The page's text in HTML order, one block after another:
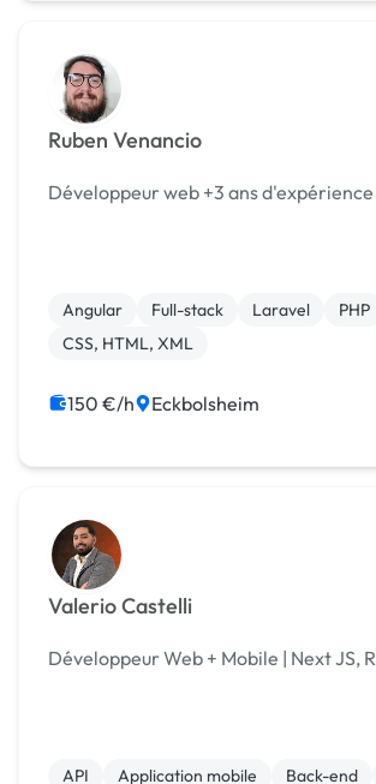
Ruben Venancio
Développeur web +3 ans d'expérience
Angular Full-stack Laravel
PHP
CSS, HTML, XML
150 €/h Eckbolsheim
Valerio Castelli
Développeur Web + Mobile | Next JS,
API Application mobile Back-end